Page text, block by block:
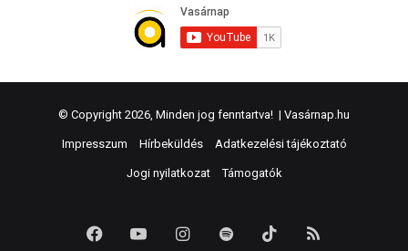
© Copyright 2026, Minden jog fenntartva! | Vasárnap.hu
Impresszum Hírbeküldés Adatkezelési tájékoztató
Jogi nyilatkozat Támogatók
FacebookYouTubeInstagram
Spotify TikTok